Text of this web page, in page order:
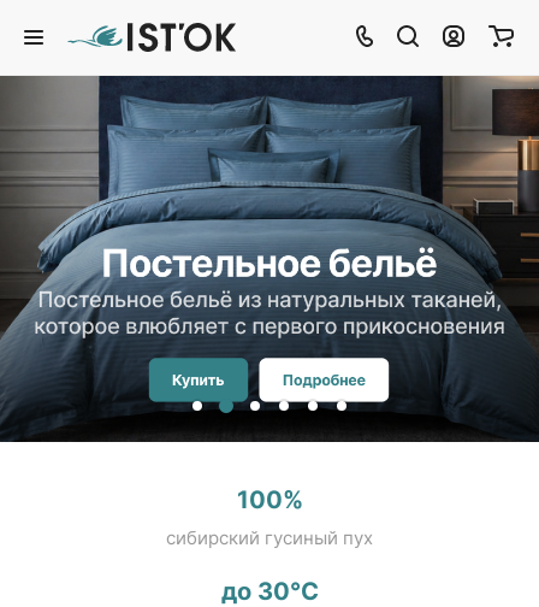
Постельное белье
Постельное белье из натуральных
тканей,
которое влюбляет с первого
прикосновения
Купить Подробнее
100%
сибирский гусиный пух
до 30°C